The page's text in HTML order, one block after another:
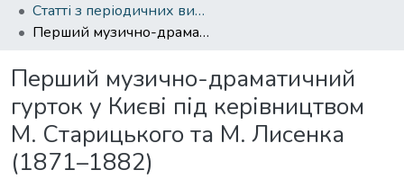
Статті з періодичних видань
Перший музично-драматичний гурток у Києві під керівництвом М. Старицького та М. Лисенка (1871–1882)
Перший музично-драматичний
гурток у Києві під керівництвом
М. Старицького та М. Лисенка
(1871–1882)